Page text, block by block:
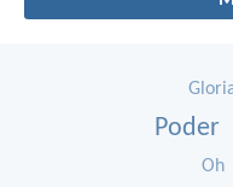
Poder
Oh